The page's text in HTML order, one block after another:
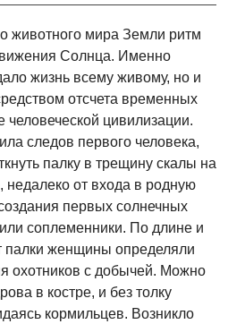
животного мира Земли ритм
Солнца. Именно
жизнь всему живому, но и
отсчета временных
человеческой цивилизации.
следов первого человека,
палку в трещину скалы на
недалеко от входа в родную
первых солнечных
соплеменники. По длине и
палки женщины определяли
охотников с добычей. Можно
в костре, и без толку
кормильцев. Возникло